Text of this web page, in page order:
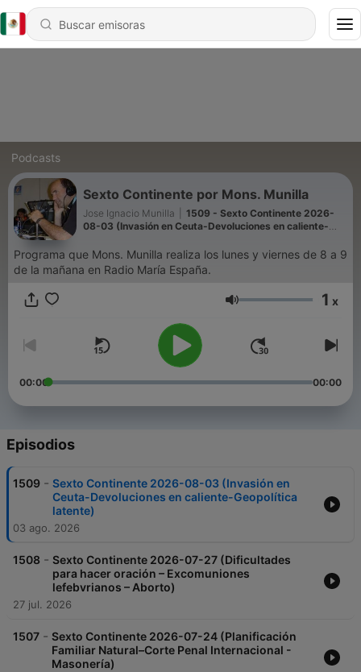
Podcasts
Sexto Continente por Mons. Munilla
Jose Ignacio Munilla
1509 - Sexto Continente 2026-
08-03 (Invasión en Ceuta-Devoluciones en caliente-
Programa que Mons. Munilla realiza los lunes y viernes de 8 a 9
de la mañana en Radio María España.
Volumen 1 x
00:00 00:00
Episodios
1509 - Sexto Continente 2026-08-03 (Invasión en
Ceuta-Devoluciones en caliente-Geopolítica
latente)
03 ago. 2026
1508 - Sexto Continente 2026-07-27 (Dificultades
para hacer oración – Excomuniones
lefebvrianos – Aborto)
27 jul. 2026
1507 - Sexto Continente 2026-07-24 (Planificación
Familiar Natural–Corte Penal Internacional -
Masonería)